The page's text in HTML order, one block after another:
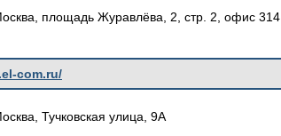
площадь Журавлёва, 2, стр. 2, офис 314
com.ru/
Тучковская улица, 9А